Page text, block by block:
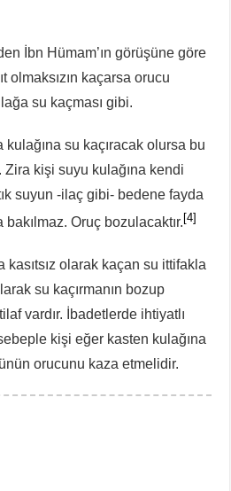
İbn Hümam’ın görüşüne göre
olmaksızın kaçarsa orucu
su kaçması gibi.
kulağına su kaçıracak olursa bu
kişi suyu kulağına kendi
suyun -ilaç gibi- bedene fayda
bakılmaz. Oruç bozulacaktır. [4]
kasıtsız olarak kaçan su ittifakla
su kaçırmanın bozup
vardır. İbadetlerde ihtiyatlı
kişi eğer kasten kulağına
orucunu kaza etmelidir.